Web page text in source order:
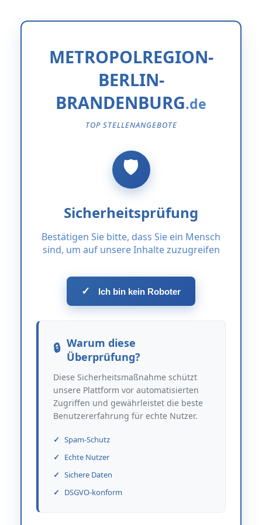
METROPOLREGION-
BERLIN-
BRANDENBURG
TOP STELLENANGEBOTE
Sicherheitsprüfung
Bestätigen Sie bitte, dass Sie ein Mensch
sind, um auf unsere Inhalte zuzugreifen
✓ Ich bin kein Roboter
Warum diese
Überprüfung?
Diese Sicherheitsmaßnahme schützt
unsere Plattform vor automatisierten
Zugriffen und gewährleistet die beste
Benutzererfahrung für echte Nutzer.
Spam-Schutz
Echte Nutzer
Sichere Daten
DSGVO-konform